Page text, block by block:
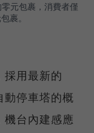
元包裹，消費者僅
裹。
採用最新的
動停車塔的概
台內建感應